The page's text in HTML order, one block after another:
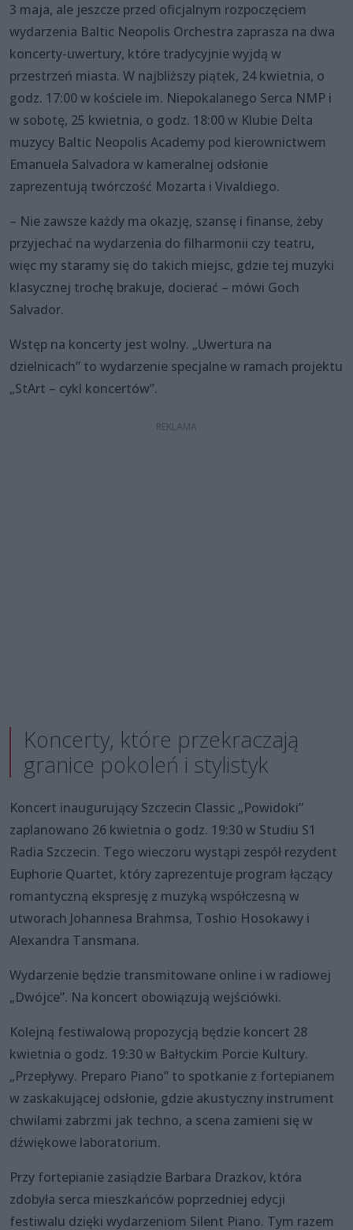
3 maja, ale jeszcze przed oficjalnym rozpoczęciem
wydarzenia Baltic Neopolis Orchestra zaprasza na dwa
koncerty-uwertury, które tradycyjnie wyjdą w
przestrzeń miasta. W najbliższy piątek, 24 kwietnia, o
godz. 17:00 w kościele im. Niepokalanego Serca NMP i
w sobotę, 25 kwietnia, o godz. 18:00 w Klubie Delta
muzycy Baltic Neopolis Academy pod kierownictwem
Emanuela Salvadora w kameralnej odsłonie
zaprezentują twórczość Mozarta i Vivaldiego.
– Nie zawsze każdy ma okazję, szansę i finanse, żeby
przyjechać na wydarzenia do filharmonii czy teatru,
więc my staramy się do takich miejsc, gdzie tej muzyki
klasycznej trochę brakuje, docierać – mówi Goch
Salvador.
Wstęp na koncerty jest wolny. „Uwertura na
dzielnicach” to wydarzenie specjalne w ramach projektu
„StArt – cykl koncertów”.
Koncerty, które przekraczają
granice pokoleń i stylistyk
Koncert inaugurujący Szczecin Classic „Powidoki”
zaplanowano 26 kwietnia o godz. 19:30 w Studiu S1
Radia Szczecin. Tego wieczoru wystąpi zespół rezydent
Euphorie Quartet, który zaprezentuje program łączący
romantyczną ekspresję z muzyką współczesną w
utworach Johannesa Brahmsa, Toshio Hosokawy i
Alexandra Tansmana.
Wydarzenie będzie transmitowane online i w radiowej
„Dwójce”. Na koncert obowiązują wejściówki.
Kolejną festiwalową propozycją będzie koncert 28
kwietnia o godz. 19:30 w Bałtyckim Porcie Kultury.
„Przepływy. Preparo Piano” to spotkanie z fortepianem
w zaskakującej odsłonie, gdzie akustyczny instrument
chwilami zabrzmi jak techno, a scena zamieni się w
dźwiękowe laboratorium.
Przy fortepianie zasiądzie Barbara Drazkov, która
zdobyła serca mieszkańców poprzedniej edycji
festiwalu dzięki wydarzeniom Silent Piano. Tym razem